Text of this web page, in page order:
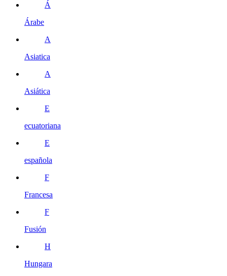
Á
Árabe
A
Asiatica
A
Asiática
E
ecuatoriana
E
española
F
Francesa
F
Fusión
H
Hungara